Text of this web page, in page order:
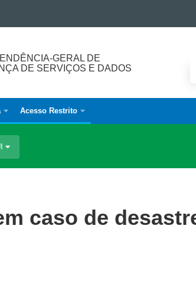
GERAL DE
DE SERVIÇOS E DADOS
Acesso Restrito
caso de